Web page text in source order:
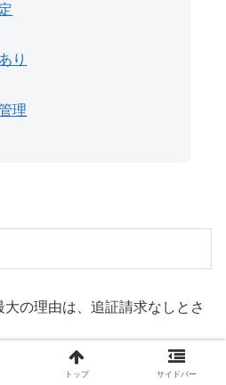
り
理
の理由は、追証請求なしとさ
トップ サイドバー